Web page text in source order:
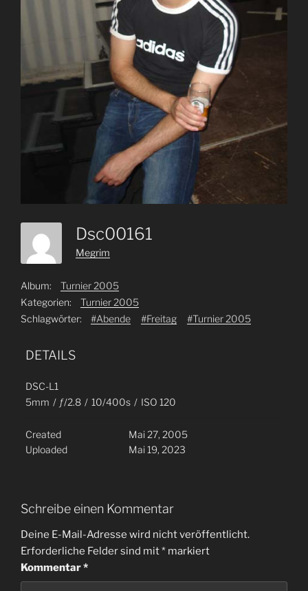
Dsc00161
Megrim
Album:
Turnier 2005
Kategorien:
Turnier 2005
Schlagwörter:
#Abende #Freitag #Turnier 2005
DETAILS
DSC-L1
5mm / ƒ/2.8 / 10/400s / ISO 120
Created
Mai 27, 2005
Uploaded
Mai 19, 2023
Schreibe einen Kommentar
Deine E-Mail-Adresse wird nicht veröffentlicht.
Erforderliche Felder sind mit* markiert
Kommentar*